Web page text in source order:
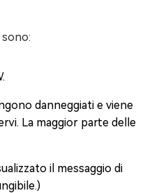
danneggiati e viene
La maggior parte delle
il messaggio di